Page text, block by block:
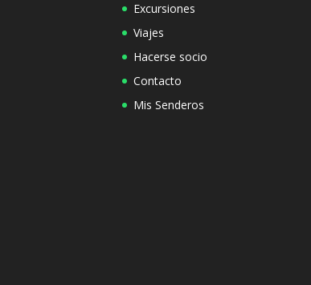
Excursiones
Viajes
Hacerse socio
Contacto
Mis Senderos